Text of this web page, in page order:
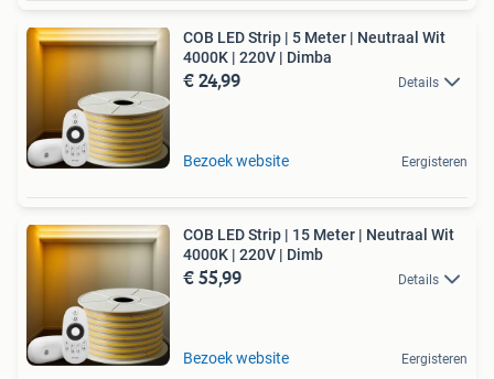
COB LED Strip | 5 Meter | Neutraal Wit
4000K | 220V | Dimba
€ 24,99 Details
Bezoek website Eergisteren
COB LED Strip | 15 Meter | Neutraal Wit
4000K | 220V | Dimb
€ 55,99 Details
Bezoek website Eergisteren